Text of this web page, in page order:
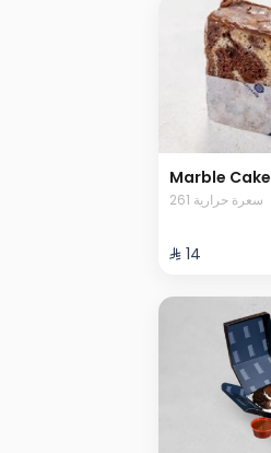
Marble Cake
261 سعرة حرارية
⁨⁦‪‬ 14⁩